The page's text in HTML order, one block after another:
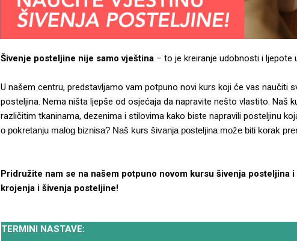
Šivenje posteljine nije samo vještina – to je kreiranje udobnosti i ljepote
U našem centru, predstavljamo vam potpuno novi kurs koji će vas naučiti
posteljina. Nema ništa ljepše od osjećaja da napravite nešto vlastito. Naš
različitim tkaninama, dezenima i stilovima kako biste napravili posteljinu
o pokretanju malog biznisa? Naš kurs šivanja posteljina može biti korak
Pridružite nam se na našem potpuno novom kursu šivenja posteljina
krojenja i šivenja posteljine!
TERMINI NASTAVE: